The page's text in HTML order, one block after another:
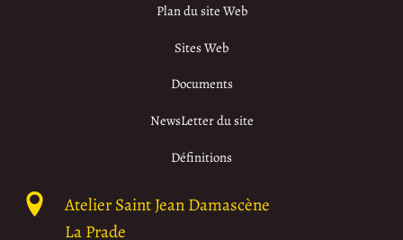
Plan du site Web
Sites Web
Documents
NewsLetter du site
Définitions
Atelier Saint Jean Damascène
La Prade